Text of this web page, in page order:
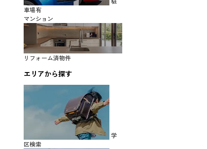
車場有
マンション
リフォーム済物件
エリアから探す
学
区検索